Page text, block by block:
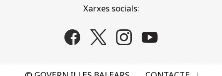
Xarxes socials: